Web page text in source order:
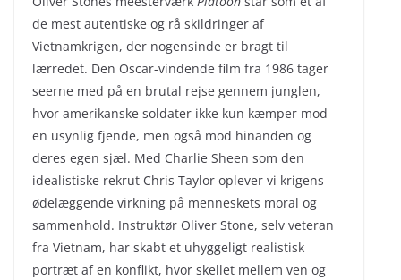
de mest autentiske og rå skildringer af
Vietnamkrigen, der nogensinde er bragt til
lærredet. Den Oscar-vindende film fra 1986 tager
seerne med på en brutal rejse gennem junglen,
hvor amerikanske soldater ikke kun kæmper mod
en usynlig fjende, men også mod hinanden og
deres egen sjæl. Med Charlie Sheen som den
idealistiske rekrut Chris Taylor oplever vi krigens
ødelæggende virkning på menneskets moral og
sammenhold. Instruktør Oliver Stone, selv veteran
fra Vietnam, har skabt et uhyggeligt realistisk
portræt af en konflikt, hvor skellet mellem ven og